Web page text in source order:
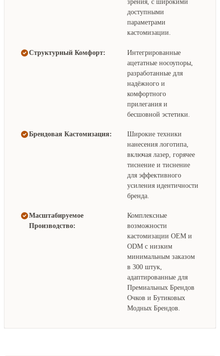
зрения, с широкими
доступными
параметрами
кастомизации.
Структурный Комфорт:
Интегрированные
ацетатные носоупоры,
разработанные для
надёжного и
комфортного
прилегания и
бесшовной эстетики.
Брендовая Кастомизация:
Широкие техники
нанесения логотипа,
включая лазер, горячее
тиснение и тиснение
для эффективного
усиления идентичности
бренда.
Масштабируемое
Производство:
Комплексные
возможности
кастомизации OEM и
ODM с низким
минимальным заказом
в 300 штук,
адаптированные для
Премиальных Брендов
Очков и Бутиковых
Модных Брендов.